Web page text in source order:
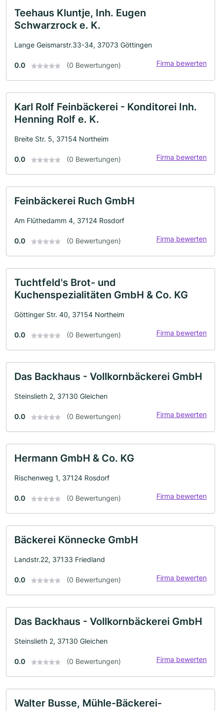
Teehaus Kluntje, Inh. Eugen
Schwarzrock e. K.
Lange Geismarstr.33-34, 37073 Göttingen
0.0 (0 Bewertungen) Firma bewerten
Karl Rolf Feinbäckerei - Konditorei Inh.
Henning Rolf e. K.
Breite Str. 5, 37154 Northeim
0.0 (0 Bewertungen) Firma bewerten
Feinbäckerei Ruch GmbH
Am Flüthedamm 4, 37124 Rosdorf
0.0 (0 Bewertungen) Firma bewerten
Tuchtfeld's Brot- und
Kuchenspezialitäten GmbH & Co. KG
Göttinger Str. 40, 37154 Northeim
0.0 (0 Bewertungen) Firma bewerten
Das Backhaus - Vollkornbäckerei GmbH
Steinslieth 2, 37130 Gleichen
0.0 (0 Bewertungen) Firma bewerten
Hermann GmbH & Co. KG
Rischenweg 1, 37124 Rosdorf
0.0 (0 Bewertungen) Firma bewerten
Bäckerei Könnecke GmbH
Landstr.22, 37133 Friedland
0.0 (0 Bewertungen) Firma bewerten
Das Backhaus - Vollkornbäckerei GmbH
Steinslieth 2, 37130 Gleichen
0.0 (0 Bewertungen) Firma bewerten
Walter Busse, Mühle-Bäckerei-